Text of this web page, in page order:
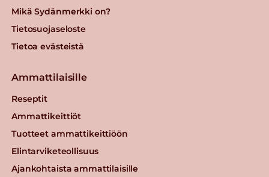
Mikä Sydänmerkki on?
Tietosuojaseloste
Tietoa evästeistä
Ammattilaisille
Reseptit
Ammattikeittiöt
Tuotteet ammattikeittiöön
Elintarviketeollisuus
Ajankohtaista ammattilaisille